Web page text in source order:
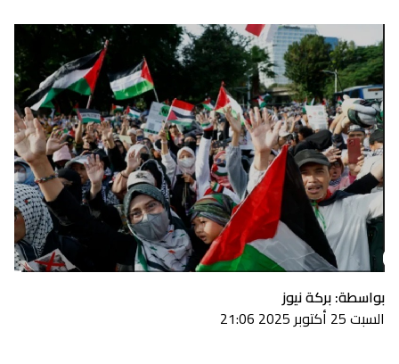
بواسطة: بركة نيوز
السبت 25 أكتوبر 2025 21:06